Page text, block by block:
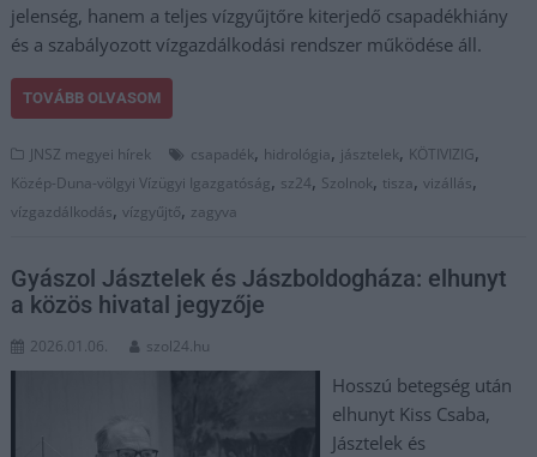
jelenség, hanem a teljes vízgyűjtőre kiterjedő csapadékhiány
és a szabályozott vízgazdálkodási rendszer működése áll.
TOVÁBB OLVASOM
JNSZ megyei hírek csapadék, hidrológia, jásztelek, KÖTIVIZIG,
Közép-Duna-völgyi Vízügyi Igazgatóság, sz24, Szolnok, tisza,vizállás,
vízgazdálkodás,vízgyűjtő, zagyva
Gyászol Jásztelek és Jászboldogháza: elhunyt
a közös hivatal jegyzője
2026.01.06. szol24.hu
Hosszú betegség után
elhunyt Kiss Csaba,
Jásztelek és